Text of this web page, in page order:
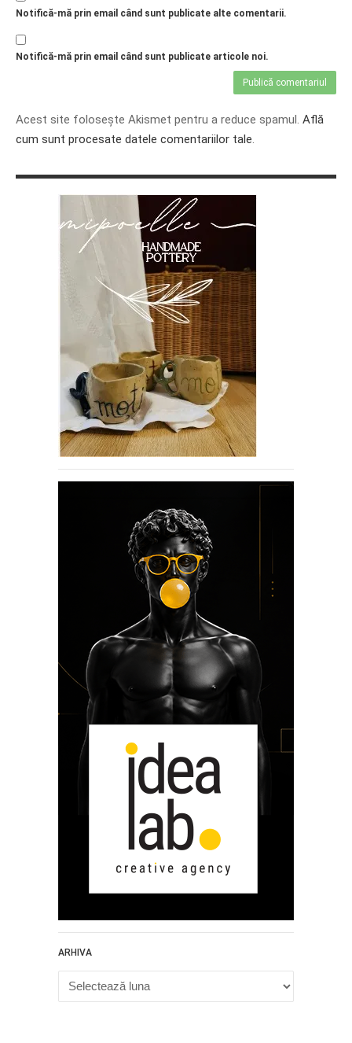
Notifică-mă prin email când sunt publicate alte comentarii.
Notifică-mă prin email când sunt publicate articole noi.
Acest site folosește Akismet pentru a reduce spamul. Află
cum sunt procesate datele comentariilor tale
ARHIVA
Arhiva